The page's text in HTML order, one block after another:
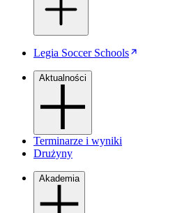
Legia Soccer Schools
Aktualności
Terminarze i wyniki
Drużyny
Akademia